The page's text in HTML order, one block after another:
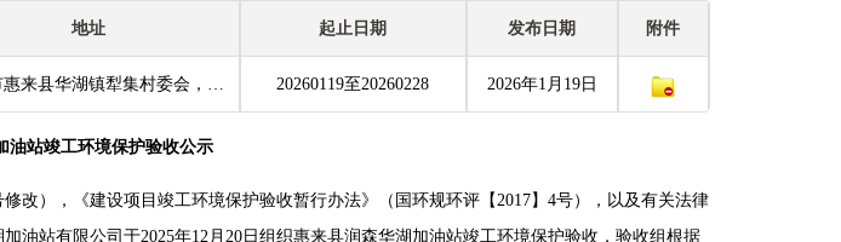
地址 起止日期 发布日期 附件
揭阳市惠来县华湖镇犁集村委会，国道 228 以南、华湖高速出入口以西 20260119至20260228 2026年1月19日
油站竣工环境保护验收公示
改），《建设项目竣工环境保护验收暂行办法》（国环规环评【2017】4号），以及有关法律
站有限公司于2025年12月20日组织惠来县润森华湖加油站竣工环境保护验收，验收组根据